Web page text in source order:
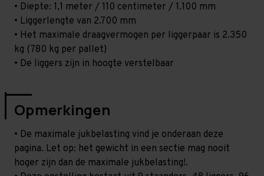
• Diepte: 1,1 meter / 110 centimeter / 1.100 mm
• Liggerlengte van 2.700 mm
• Het maximale draagvermogen per liggerpaar is 2.350
kg (780 kg per pallet)
• De liggers zijn in hoogte verstelbaar
Opmerkingen
• De maximale jukbelasting vind je onderaan deze
pagina. Let op: het gewicht in een sectie mag nooit
hoger zijn dan de maximale jukbelasting!.